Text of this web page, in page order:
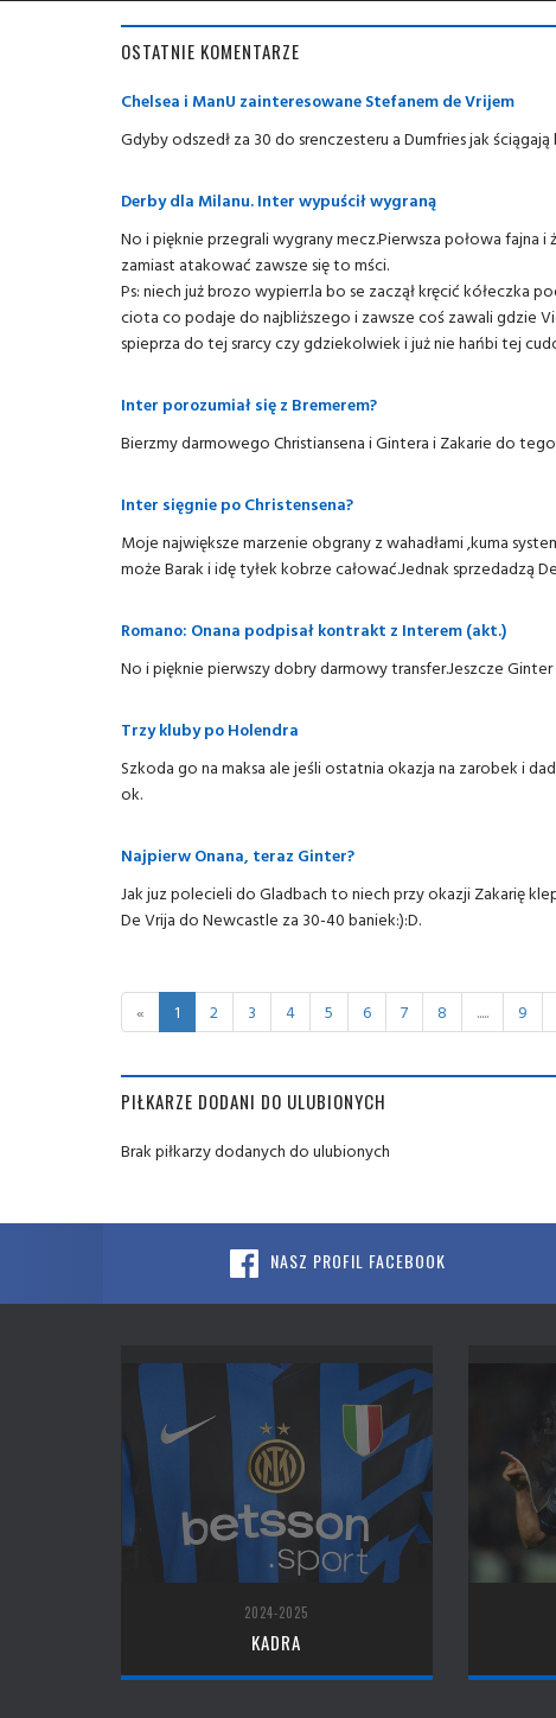
OSTATNIE KOMENTARZE
Chelsea i ManU zainteresowane Stefanem de Vrijem
Gdyby odszedł za 30 do srenczesteru a Dumfries jak
Derby dla Milanu. Inter wypuścił wygraną
No i pięknie przegrali wygrany mecz.Pierwsza połowa fajna
zamiast atakować zawsze się to mści.
Ps: niech już brozo wypierr.la bo se zaczął kręcić kółeczka
ciota co podaje do najbliższego i zawsze coś zawali gdzie
spieprza do tej srarcy czy gdziekolwiek i już nie hańbi tej
Inter porozumiał się z Bremerem?
Bierzmy darmowego Christiansena i Gintera i Zakarie do
Inter sięgnie po Christensena?
Moje największe marzenie obgrany z wahadłami ,kuma
może Barak i idę tyłek kobrze całować.Jednak sprzedadzą
Romano: Onana podpisał kontrakt z Interem (akt.)
No i pięknie pierwszy dobry darmowy transfer.Jeszcze
Trzy kluby po Holendra
Szkoda go na maksa ale jeśli ostatnia okazja na zarobek i
ok.
Najpierw Onana, teraz Ginter?
Jak juz polecieli do Gladbach to niech przy okazji Zakarię
De Vrija do Newcastle za 30-40 baniek:):D.
« 1 2 3 4 5 6 7 8 ..... 9
PIŁKARZE DODANI DO ULUBIONYCH
Brak piłkarzy dodanych do ulubionych
NASZ PROFIL FACEBOOK
2024-2025
KADRA